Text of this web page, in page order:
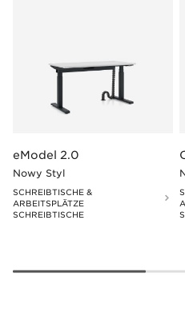
eModel 2.0
Nowy Styl
SCHREIBTISCHE &
ARBEITSPLÄTZE
SCHREIBTISCHE